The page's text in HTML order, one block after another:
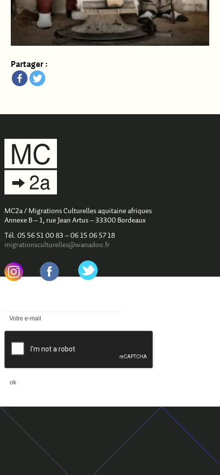
Partager :
MC2a / Migrations Culturelles aquitaine afriques
Annexe B – 1, rue Jean Artus – 33300 Bordeaux
Tél. 05 56 51 00 83 – 06 15 06 57 18
migrationsculturelles@wanadoo.fr
ok